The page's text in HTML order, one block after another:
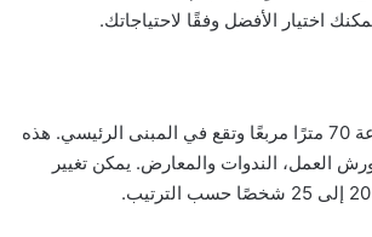
اختيار الأفضل وفقًا لاحتياجاتك.
تبلغ مساحة هذه القاعة 70 مترًا مربعًا وتقع في المبنى الرئيسي. هذه
العمل، الندوات والمعارض. يمكن تغيير